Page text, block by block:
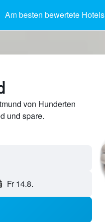
Am besten bewertete Hotels
von Hunderten
und spare.
Fr 14.8.